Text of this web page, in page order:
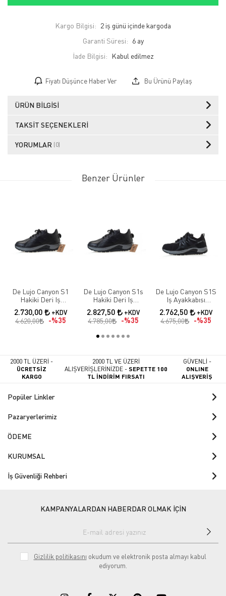
Kargo Bilgisi: 2 iş günü içinde kargoda
Garanti Süresi: 6 ay
İade Bilgisi:
Fiyatı Düşünce Haber Ver Bu Ürünü Paylaş
ÜRÜN BILGISI
TAKSIT SEÇENEKLERI
YORUMLAR (0)
Benzer Ürünler
De Lujo Canyon S1
Hakiki Deri Iş
Ayakkabısı Fiberglass
Burun
2.730,00 +KDV
4.620,00 %35
De Lujo Canyon S1s
Hakiki Deri Iş
Ayakkabısı Fiberglass
Burun Kevlar Ara
Taban Siyah Deri
2.827,50 +KDV
4.785,00 %35
De Lujo Canyon S1S
Iş Ayakkabısı
Fıberglass Burun
Kevlar Ara Taban
2.762,50 +KDV
4.675,00 %35
2000 TL ÜZERİ -
ÜCRETSİZ
KARGO
2000 TL VE ÜZERİ
ALIŞVERİŞLERİNİZDE -SEPETTE 100
TL İNDİRİM FIRSATI
GÜVENLİ -
ONLINE
ALIŞVERİŞ
Popüler Linkler
Pazaryerlerimiz
ÖDEME
KURUMSAL
İş Güvenliği Rehberi
KAMPANYALARDAN HABERDAR OLMAK İÇİN
Gizlilik politikasını okudum ve elektronik posta almayı kabul
ediyorum.